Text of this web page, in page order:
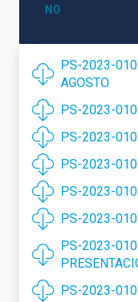
NO
PS-2023-010
AGOSTO
PS-2023-010
PS-2023-010
PS-2023-010
PS-2023-010
PS-2023-010
PS-2023-010
PS-2023-010